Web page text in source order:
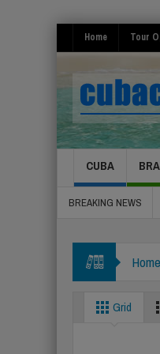
Home Tour
CUBA
BREAKING NEWS
Festival de la
Home
Grid